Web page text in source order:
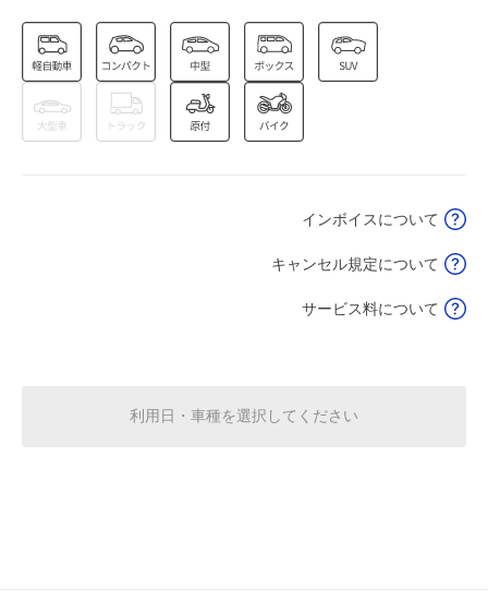
8月18日 (火) ¥550
空き1
8月19日 (水)
0:00～24:00
¥550
0:00～24:00
¥550
空き2
インボイスについて
キャンセル規定について
サービス料について
利用日・車種を選択してください